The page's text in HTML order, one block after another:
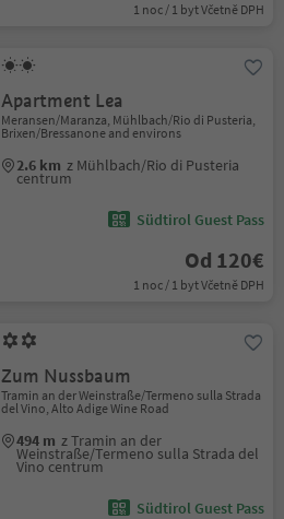
1 noc / 1 byt Včetně DPH
Apartment Lea
Meransen/Maranza, Mühlbach/Rio di Pusteria,
Brixen/Bressanone and environs
2.6 km z Mühlbach/Rio di Pusteria
centrum
Südtirol Guest Pass
Od 120€
1 noc / 1 byt Včetně DPH
Zum Nussbaum
Tramin an der Weinstraße/Termeno sulla Strada
del Vino, Alto Adige Wine Road
494 m z Tramin an der
Weinstraße/Termeno sulla Strada del
Vino centrum
Südtirol Guest Pass